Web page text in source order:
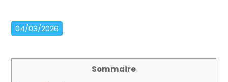
04/03/2026
Sommaire